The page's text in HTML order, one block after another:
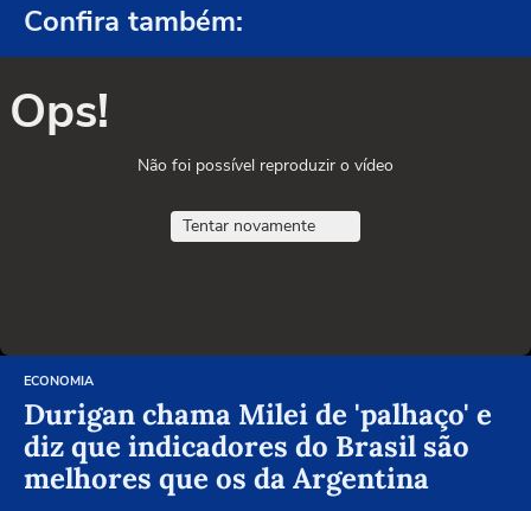
Confira também:
Ops!
Não foi possível reproduzir o vídeo
Tentar novamente
ECONOMIA
Durigan chama Milei de 'palhaço' e
diz que indicadores do Brasil são
melhores que os da Argentina